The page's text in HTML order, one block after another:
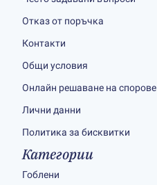
Отказ от поръчка
Контакти
Общи условия
Онлайн решаване на спорове
Лични данни
Политика за бисквитки
Категории
Гоблени